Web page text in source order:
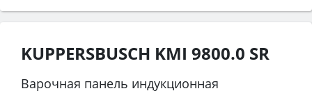
KUPPERSBUSCH KMI 9800.0 SR
Варочная панель индукционная